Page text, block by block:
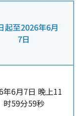
起至2026年6月
7日
年6月7日 晚上11
时59分59秒